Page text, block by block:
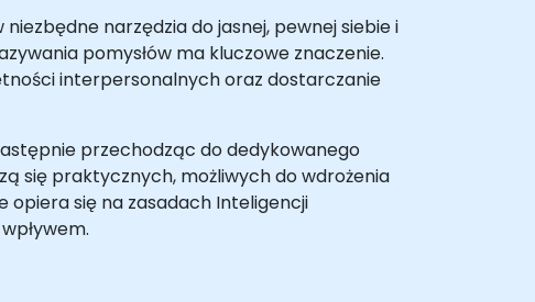
narzędzia do jasnej, pewnej siebie i
pomysłów ma kluczowe znaczenie.
interpersonalnych oraz dostarczanie
przechodząc do dedykowanego
się praktycznych, możliwych do wdrożenia
opiera się na zasadach Inteligencji